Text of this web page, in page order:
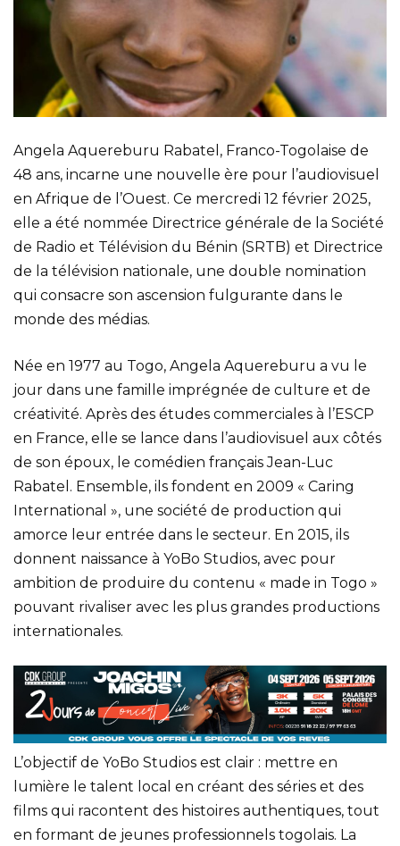
Angela Aquereburu Rabatel, Franco-Togolaise de
48 ans, incarne une nouvelle ère pour l’audiovisuel
en Afrique de l’Ouest. Ce mercredi 12 février 2025,
elle a été nommée Directrice générale de la Société
de Radio et Télévision du Bénin (SRTB) et Directrice
de la télévision nationale, une double nomination
qui consacre son ascension fulgurante dans le
monde des médias.
Née en 1977 au Togo, Angela Aquereburu a vu le
jour dans une famille imprégnée de culture et de
créativité. Après des études commerciales à l’ESCP
en France, elle se lance dans l’audiovisuel aux côtés
de son époux, le comédien français Jean-Luc
Rabatel. Ensemble, ils fondent en 2009 « Caring
International », une société de production qui
amorce leur entrée dans le secteur. En 2015, ils
donnent naissance à YoBo Studios, avec pour
ambition de produire du contenu « made in Togo »
pouvant rivaliser avec les plus grandes productions
internationales.
L’objectif de YoBo Studios est clair : mettre en
lumière le talent local en créant des séries et des
films qui racontent des histoires authentiques, tout
en formant de jeunes professionnels togolais. La